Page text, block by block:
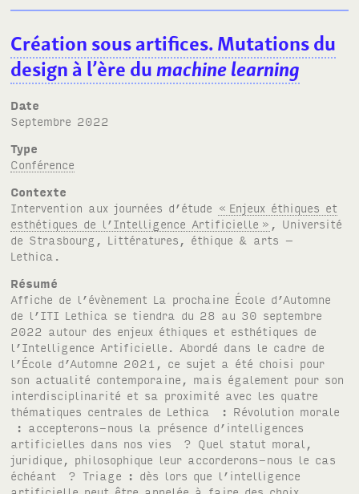
Création sous artifices. Mutations du
design à l’ère dumachine learning
Date
septembre 2022
Type
Conférence
Contexte
Intervention aux journées d’étude « Enjeux éthiques et
esthétiques de l’Intelligence Artificielle »
, Université
de Strasbourg, Littératures, éthique & arts –
Lethica.
Résumé
Affiche de l’évènement La prochaine École d’Automne
de l’ITI Lethica se tiendra du 28 au 30 septembre
2022 autour des enjeux éthiques et esthétiques de
l’Intelligence Artificielle. Abordé dans le cadre de
l’École d’Automne 2021, ce sujet a été choisi pour
son actualité contemporaine, mais également pour son
interdisciplinarité et sa proximité avec les quatre
thématiques centrales de Lethica : Révolution morale
: accepterons-nous la présence d’intelligences
artificielles dans nos vies ? Quel statut moral,
juridique, philosophique leur accorderons-nous le cas
échéant ? Triage : dès lors que l’intelligence
artificielle peut être appelée à faire des choix,